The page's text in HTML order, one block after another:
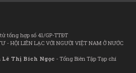
tổng hợp số 41/GP-TTĐT
- HỘI LIÊN LẠC VỚI NGƯỜI VIỆT NAM Ở NƯỚC
Lê Thị Bích Ngọc - Tổng Biên Tập Tạp chí